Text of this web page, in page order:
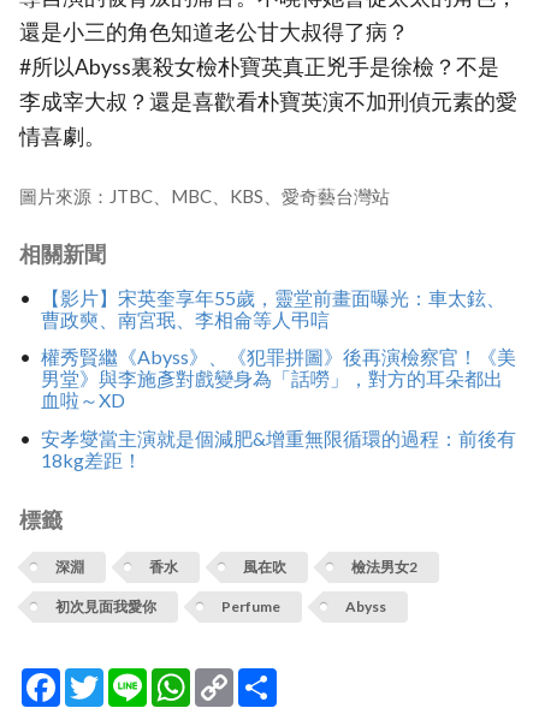
還是小三的角色知道老公甘大叔得了病？
#所以Abyss裏殺女檢朴寶英真正兇手是徐檢？不是
李成宰大叔？還是喜歡看朴寶英演不加刑偵元素的愛
情喜劇。
圖片來源：JTBC、MBC、KBS、愛奇藝台灣站
相關新聞
【影片】宋英奎享年55歲，靈堂前畫面曝光：車太鉉、
曹政奭、南宮珉、李相侖等人弔唁
權秀賢繼《Abyss》、《犯罪拼圖》後再演檢察官！《美
男堂》與李施彥對戲變身為「話嘮」，對方的耳朵都出
血啦～XD
安孝燮當主演就是個減肥&增重無限循環的過程：前後有
18kg差距！
標籤
深淵 香水 風在吹 檢法男女2
初次見面我愛你 Perfume Abyss
Facebook
TwitterLine WhatsApp
Copy
Link